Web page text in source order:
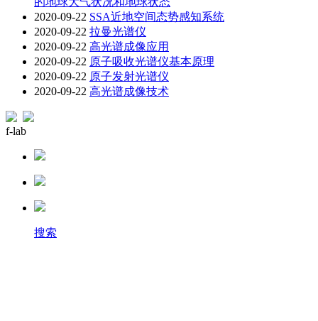
2020-09-22 SSA近地空间态势感知系统
2020-09-22 拉曼光谱仪
2020-09-22 高光谱成像应用
2020-09-22 原子吸收光谱仪基本原理
2020-09-22 原子发射光谱仪
2020-09-22 高光谱成像技术
f-lab
搜索